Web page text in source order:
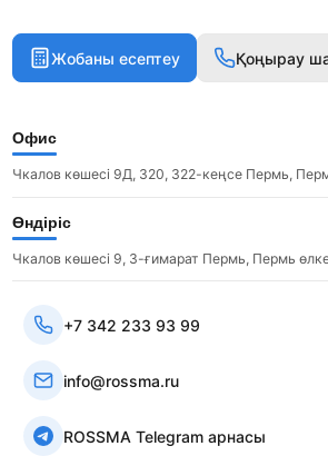
Жобаны есептеу Қоңырау
Офис
Чкалов көшесі 9Д, 320, 322-кеңсе Пермь,
Өндіріс
Чкалов көшесі 9, 3-ғимарат Пермь, Пермь
+7 342 233 93 99
info@rossma.ru
ROSSMA Telegram арнасы